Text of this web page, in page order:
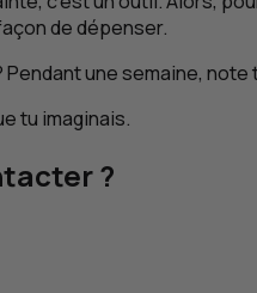
de dépenser.
Pendant une semaine,
tu imaginais.
?